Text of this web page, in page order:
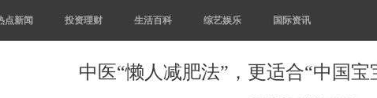
点新闻 投资理财 生活百科 综艺娱乐 国际资讯
中医“懒人减肥法”，更适合“中国